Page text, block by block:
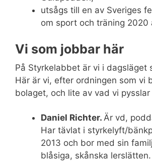
utsågs till en av Sveriges
om sport och träning 2020
Vi som jobbar här
På Styrkelabbet är vi i dagsläget
Här är vi, efter ordningen som vi
bolaget, och lite av vad vi pysslar
Daniel Richter. Är vd,
Har tävlat i styrkelyft/
2013 och bor med sin
blåsiga, skånska